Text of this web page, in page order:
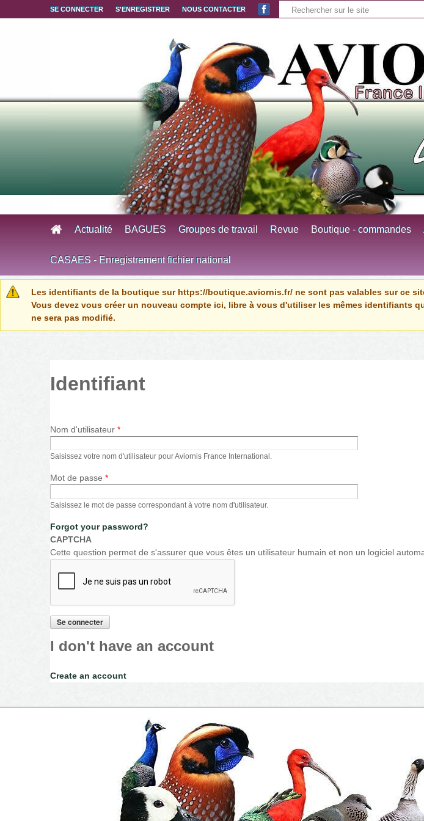
Aller au contenu principal
SE CONNECTER S'ENREGISTRER NOUS CONTACTER
Actualité BAGUES Groupes de travail Revue Boutique - commandes
CASAES - Enregistrement fichier national
Message d'avertissement
Les identifiants de la boutique sur https://boutique.aviornis.fr/ ne sont pas valables sur ce
Vous devez vous créer un nouveau compte ici, libre à vous d'utiliser les mêmes identifiants
ne sera pas modifié.
Identifiant
Nom d'utilisateur *
Saisissez votre nom d'utilisateur pour Aviornis France International.
Mot de passe *
Saisissez le mot de passe correspondant à votre nom d'utilisateur.
Forgot your password?
CAPTCHA
Cette question permet de s'assurer que vous êtes un utilisateur humain et non un logiciel
I don't have an account
Create an account